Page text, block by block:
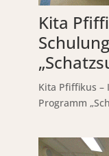
Kita
Kita Pfiffikus –
Programm